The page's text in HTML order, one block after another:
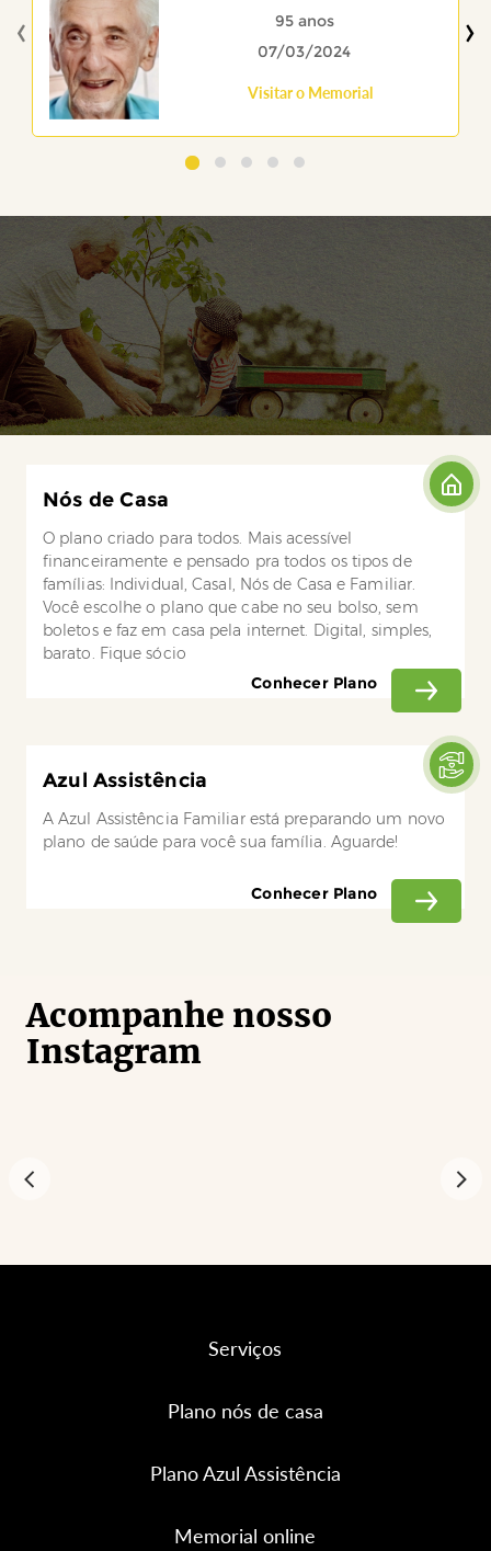
95 anos
07/03/2024
Visitar o Memorial
‹ ›
Nós de Casa
O plano criado para todos. Mais acessível
financeiramente e pensado pra todos os tipos de
famílias: Individual, Casal, Nós de Casa e Familiar.
Você escolhe o plano que cabe no seu bolso, sem
boletos e faz em casa pela internet. Digital, simples,
barato. Fique sócio
Conhecer Plano
Azul Assistência
A Azul Assistência Familiar está preparando um novo
plano de saúde para você sua família. Aguarde!
Conhecer Plano
Acompanhe nosso
Instagram
Serviços
Plano nós de casa
Plano Azul Assistência
Memorial online